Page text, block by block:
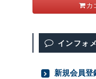
カ
インフォ
新規会員登